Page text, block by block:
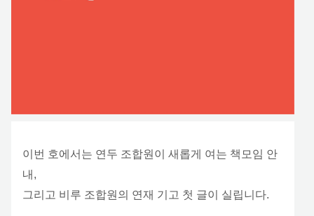
이번 호에서는 연두 조합원이 새롭게 여는 책모임 안
내,
그리고 비루 조합원의 연재 기고 첫 글이 실립니다.